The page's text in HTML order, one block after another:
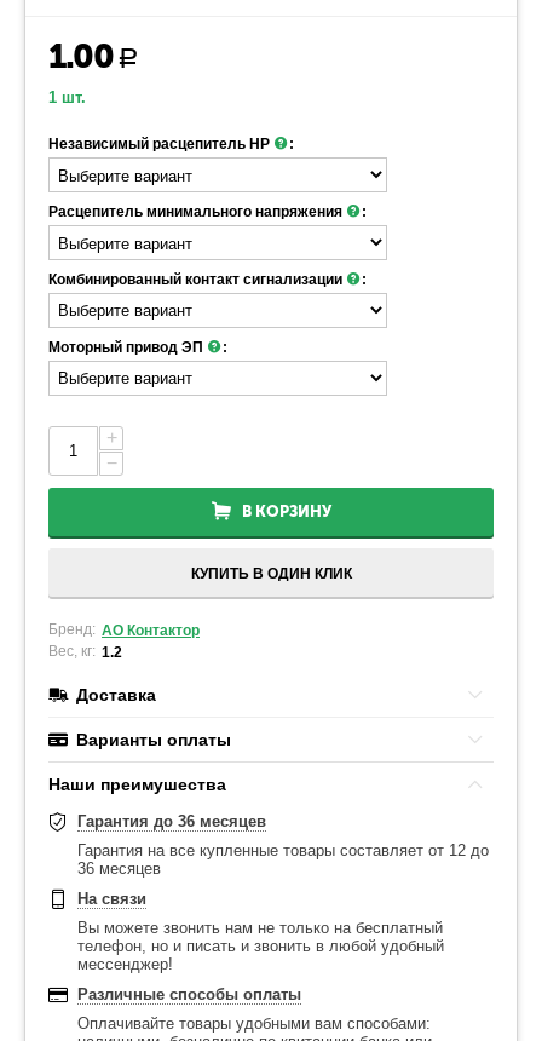
1.00 Р
1 шт.
Независимый расцепитель НР :
Расцепитель минимального напряжения :
Комбинированный контакт сигнализации :
Моторный привод ЭП :
+
−
В КОРЗИНУ
КУПИТЬ В ОДИН КЛИК
Бренд: АО Контактор
Вес, кг: 1.2
Доставка
Варианты оплаты
Наши преимушества
Гарантия до 36 месяцев
Гарантия на все купленные товары составляет от 12 до
36 месяцев
На связи
Вы можете звонить нам не только на бесплатный
телефон, но и писать и звонить в любой удобный
мессенджер!
Различные способы оплаты
Оплачивайте товары удобными вам способами: